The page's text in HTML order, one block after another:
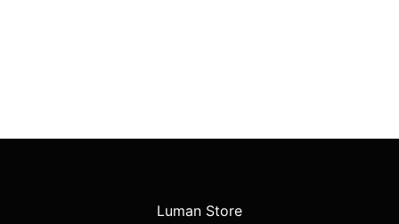
Luman Store